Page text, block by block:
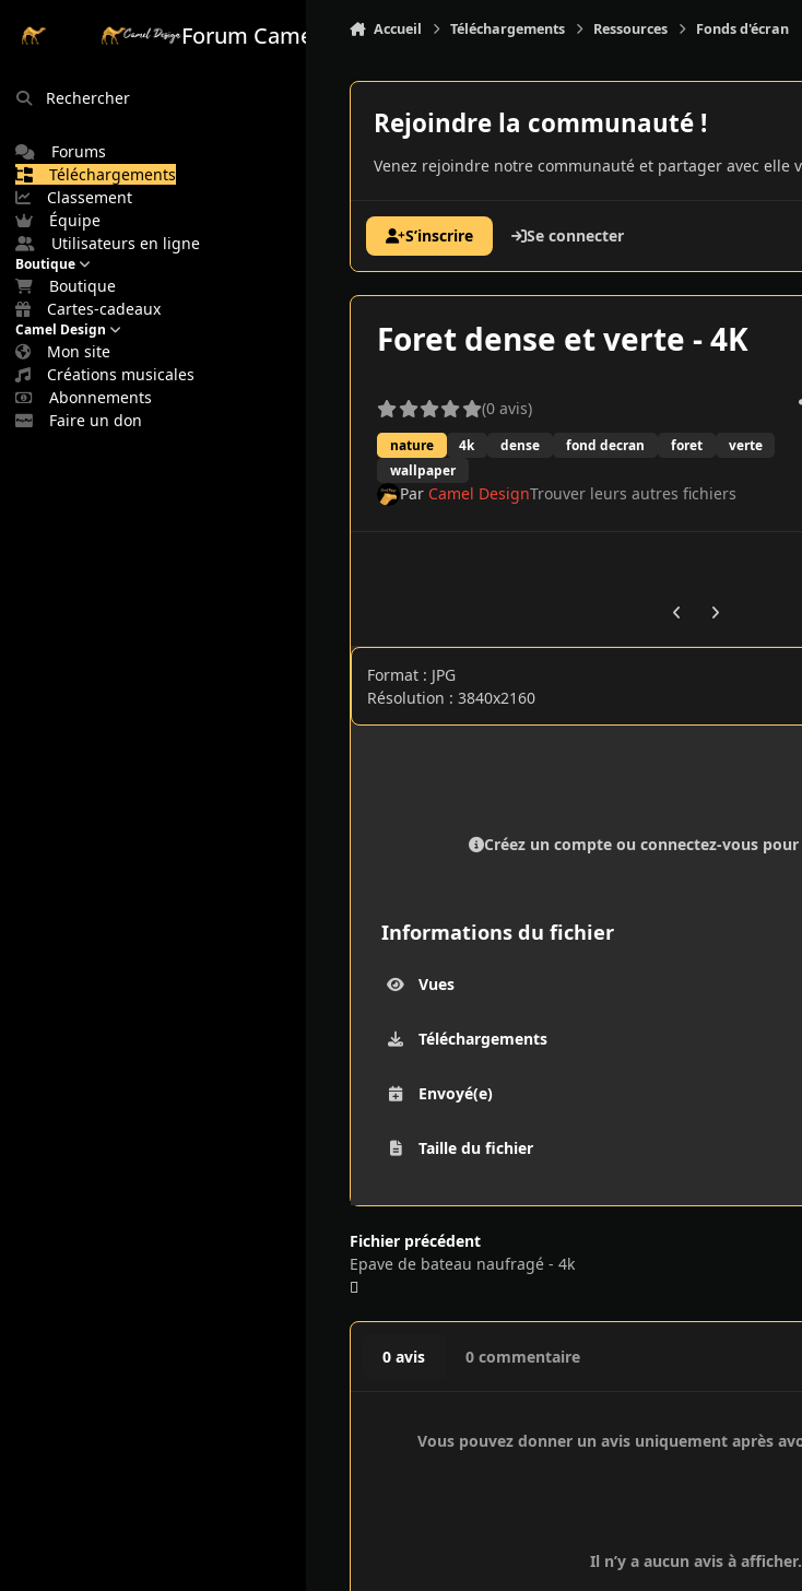
Forum Camel Design
Rechercher
Forums
Téléchargements
Classement
Équipe
Utilisateurs en ligne
Boutique
Boutique
Cartes-cadeaux
Camel Design
Mon site
Créations musicales
Abonnements
Faire un don
Accueil Téléchargements Ressources Fonds d'écran
Rejoindre la communauté !
Venez rejoindre notre communauté et partager avec elle
S’inscrire Se connecter
Foret dense et verte - 4K
(0 avis)
nature 4k dense fond decran foret
verte
wallpaper
Par Camel DesignTrouver leurs autres fichiers
Previous carousel
Next carousel
Format : JPG
Résolution : 3840x2160
Créez un compte ou connectez-vous
Informations du fichier
Vues
Téléchargements
Envoyé(e)
Taille du fichier
Fichier précédent
Epave de bateau naufragé - 4k
0 avis 0 commentaire
Vous pouvez donner un avis uniquement après
Il n’y a aucun avis à afficher.